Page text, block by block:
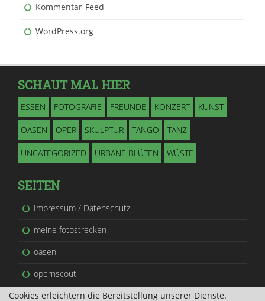
Kommentar-Feed
WordPress.org
SCHAUT MAL HIER
ESSEN FOTOGRAFIE FREUNDE KONZERT KUNST
OASEN OPER SKULPTUR TANGO TANZ
UNCATEGORIZED URBANE BLÜTEN WÜSTE
SEITEN
Impressum / Datenschutz
meine fotostrecken
oasen
opernscout
Cookies erleichtern die Bereitstellung unserer Dienste.